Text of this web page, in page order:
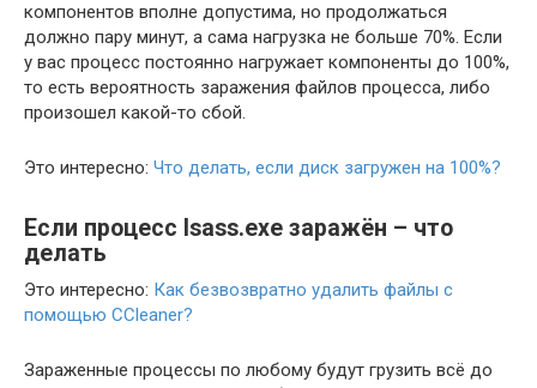
компонентов вполне допустима, но продолжаться
должно пару минут, а сама нагрузка не больше 70%. Если
у вас процесс постоянно нагружает компоненты до 100%,
то есть вероятность заражения файлов процесса, либо
произошел какой-то сбой.
Это интересно: Что делать, если диск загружен на 100%?
Если процесс lsass.exe заражён – что
делать
Это интересно: Как безвозвратно удалить файлы с
помощью CCleaner?
Зараженные процессы по любому будут грузить всё до